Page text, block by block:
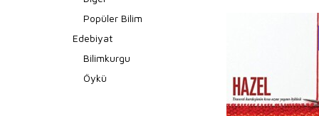
Popüler Bilim
Edebiyat
Bilimkurgu
Öykü